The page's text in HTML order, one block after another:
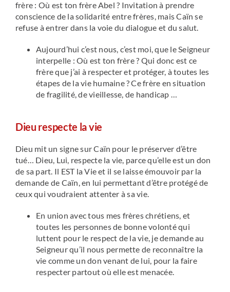
frère : Où est ton frère Abel ? Invitation à prendre
conscience de la solidarité entre frères, mais Caïn se
refuse à entrer dans la voie du dialogue et du salut.
Aujourd’hui c’est nous, c’est moi, que le Seigneur
interpelle : Où est ton frère ? Qui donc est ce
frère que j’ai à respecter et protéger, à toutes les
étapes de la vie humaine ? Ce frère en situation
de fragilité, de vieillesse, de handicap …
Dieu respecte la vie
Dieu mit un signe sur Caïn pour le préserver d’être
tué… Dieu, Lui, respecte la vie, parce qu’elle est un don
de sa part. Il EST la Vie et il se laisse émouvoir par la
demande de Caïn, en lui permettant d’être protégé de
ceux qui voudraient attenter à sa vie.
En union avec tous mes frères chrétiens, et
toutes les personnes de bonne volonté qui
luttent pour le respect de la vie, je demande au
Seigneur qu’il nous permette de reconnaître la
vie comme un don venant de lui, pour la faire
respecter partout où elle est menacée.